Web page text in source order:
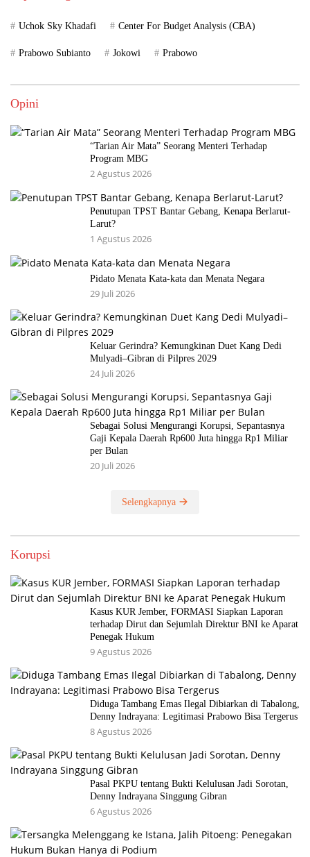
Uchok Sky Khadafi Center For Budget Analysis (CBA)
Prabowo Subianto Jokowi Prabowo
Opini
“Tarian Air Mata” Seorang Menteri Terhadap
Program MBG
2 Agustus 2026
Penutupan TPST Bantar Gebang, Kenapa Berlarut-
Larut?
1 Agustus 2026
Pidato Menata Kata-kata dan Menata Negara
29 Juli 2026
Keluar Gerindra? Kemungkinan Duet Kang Dedi
Mulyadi–Gibran di Pilpres 2029
24 Juli 2026
Sebagai Solusi Mengurangi Korupsi, Sepantasnya
Gaji Kepala Daerah Rp600 Juta hingga Rp1 Miliar
per Bulan
20 Juli 2026
Selengkapnya
Korupsi
Kasus KUR Jember, FORMASI Siapkan Laporan
terhadap Dirut dan Sejumlah Direktur BNI ke Aparat
Penegak Hukum
9 Agustus 2026
Diduga Tambang Emas Ilegal Dibiarkan di Tabalong,
Denny Indrayana: Legitimasi Prabowo Bisa Tergerus
8 Agustus 2026
Pasal PKPU tentang Bukti Kelulusan Jadi Sorotan,
Denny Indrayana Singgung Gibran
6 Agustus 2026